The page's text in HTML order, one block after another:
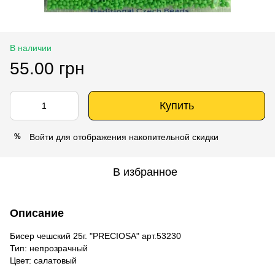
В наличии
55.00 грн
Купить
% Войти для отображения накопительной скидки
В избранное
Описание
Бисер чешский 25г. "PRECIOSA" арт.53230
Тип: непрозрачный
Цвет: салатовый